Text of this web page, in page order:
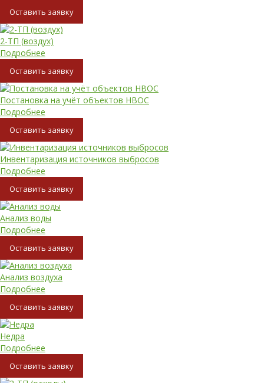
Oставить заявку
2-ТП (воздух)
Подробнее
Oставить заявку
Постановка на учёт объектов НВОС
Подробнее
Oставить заявку
Инвентаризация источников выбросов
Подробнее
Oставить заявку
Анализ воды
Подробнее
Oставить заявку
Анализ воздуха
Подробнее
Oставить заявку
Недра
Подробнее
Oставить заявку